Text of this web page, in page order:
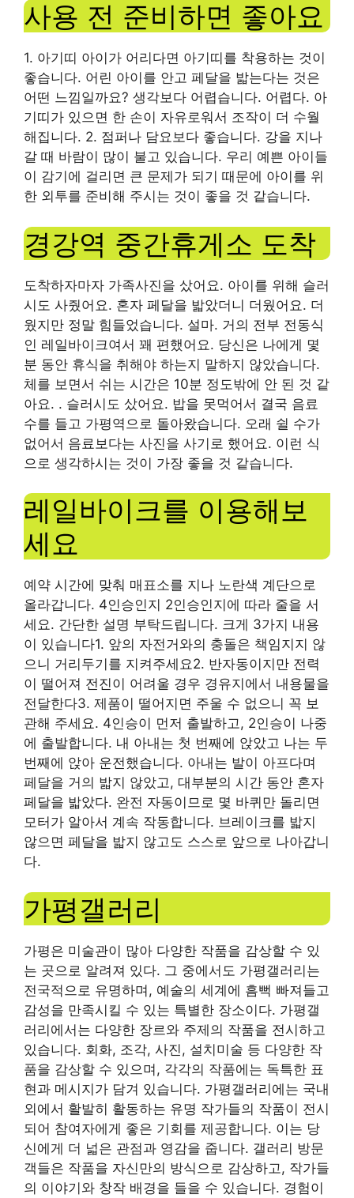
사용 전 준비하면 좋아요
1. 아기띠 아이가 어리다면 아기띠를 착용하는 것이
좋습니다. 어린 아이를 안고 페달을 밟는다는 것은
어떤 느낌일까요? 생각보다 어렵습니다. 어렵다. 아
기띠가 있으면 한 손이 자유로워서 조작이 더 수월
해집니다. 2. 점퍼나 담요보다 좋습니다. 강을 지나
갈 때 바람이 많이 불고 있습니다. 우리 예쁜 아이들
이 감기에 걸리면 큰 문제가 되기 때문에 아이를 위
한 외투를 준비해 주시는 것이 좋을 것 같습니다.
경강역 중간휴게소 도착
도착하자마자 가족사진을 샀어요. 아이를 위해 슬러
시도 사줬어요. 혼자 페달을 밟았더니 더웠어요. 더
웠지만 정말 힘들었습니다. 설마. 거의 전부 전동식
인 레일바이크여서 꽤 편했어요. 당신은 나에게 몇
분 동안 휴식을 취해야 하는지 말하지 않았습니다.
체를 보면서 쉬는 시간은 10분 정도밖에 안 된 것 같
아요. . 슬러시도 샀어요. 밥을 못먹어서 결국 음료
수를 들고 가평역으로 돌아왔습니다. 오래 쉴 수가
없어서 음료보다는 사진을 사기로 했어요. 이런 식
으로 생각하시는 것이 가장 좋을 것 같습니다.
레일바이크를 이용해보
세요
예약 시간에 맞춰 매표소를 지나 노란색 계단으로
올라갑니다. 4인승인지 2인승인지에 따라 줄을 서
세요. 간단한 설명 부탁드립니다. 크게 3가지 내용
이 있습니다1. 앞의 자전거와의 충돌은 책임지지 않
으니 거리두기를 지켜주세요2. 반자동이지만 전력
이 떨어져 전진이 어려울 경우 경유지에서 내용물을
전달한다3. 제품이 떨어지면 주울 수 없으니 꼭 보
관해 주세요. 4인승이 먼저 출발하고, 2인승이 나중
에 출발합니다. 내 아내는 첫 번째에 앉았고 나는 두
번째에 앉아 운전했습니다. 아내는 발이 아프다며
페달을 거의 밟지 않았고, 대부분의 시간 동안 혼자
페달을 밟았다. 완전 자동이므로 몇 바퀴만 돌리면
모터가 알아서 계속 작동합니다. 브레이크를 밟지
않으면 페달을 밟지 않고도 스스로 앞으로 나아갑니
다.
가평갤러리
가평은 미술관이 많아 다양한 작품을 감상할 수 있
는 곳으로 알려져 있다. 그 중에서도 가평갤러리는
전국적으로 유명하며, 예술의 세계에 흠뻑 빠져들고
감성을 만족시킬 수 있는 특별한 장소이다. 가평갤
러리에서는 다양한 장르와 주제의 작품을 전시하고
있습니다. 회화, 조각, 사진, 설치미술 등 다양한 작
품을 감상할 수 있으며, 각각의 작품에는 독특한 표
현과 메시지가 담겨 있습니다. 가평갤러리에는 국내
외에서 활발히 활동하는 유명 작가들의 작품이 전시
되어 참여자에게 좋은 기회를 제공합니다. 이는 당
신에게 더 넓은 관점과 영감을 줍니다. 갤러리 방문
객들은 작품을 자신만의 방식으로 감상하고, 작가들
의 이야기와 창작 배경을 들을 수 있습니다. 경험이